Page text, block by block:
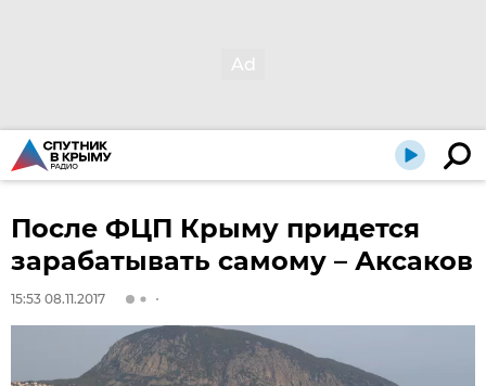
После ФЦП Крыму придется
зарабатывать самому – Аксаков
15:53 08.11.2017